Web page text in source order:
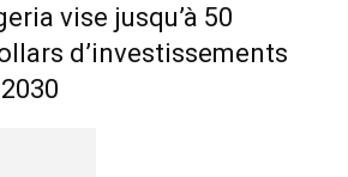
vise jusqu’à 50
d’investissements